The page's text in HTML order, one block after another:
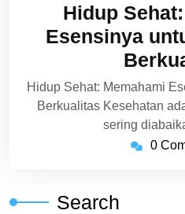
2025
Hidup
Esensinya
Hidup Sehat: Memahami
Berkualitas Kesehatan
sering
0
Search